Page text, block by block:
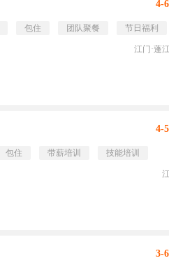
4-
包住 团队聚餐 节日福利
江门·蓬
4-
包住 带薪培训 技能培训
3-